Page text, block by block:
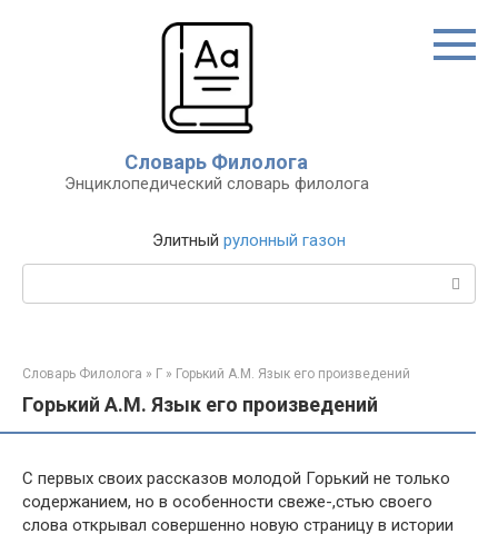
Словарь Филолога
Энциклопедический словарь филолога
Элитный рулонный газон
Словарь Филолога » Г » Горький А.М. Язык его произведений
Горький А.М. Язык его произведений
С первых своих рассказов молодой Горький не только
содержанием, но в особенности свеже-,стью своего
слова открывал совершенно новую страницу в истории